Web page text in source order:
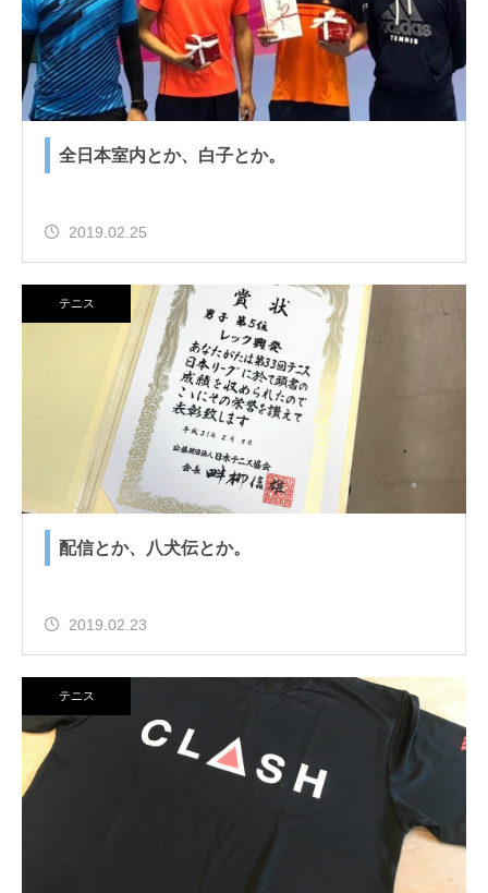
全日本室内とか、白子とか。
2019.02.25
テニス
配信とか、八犬伝とか。
2019.02.23
テニス